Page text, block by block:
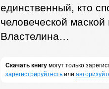
единственный, кто
человеческой
Властелина…
Скачать книгумогут только
зарегистрируйтестьили